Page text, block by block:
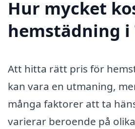
Hur mycket
hemstädning i
Att hitta rätt pris för
kan vara en utmaning,
många faktorer att ta
varierar beroende på